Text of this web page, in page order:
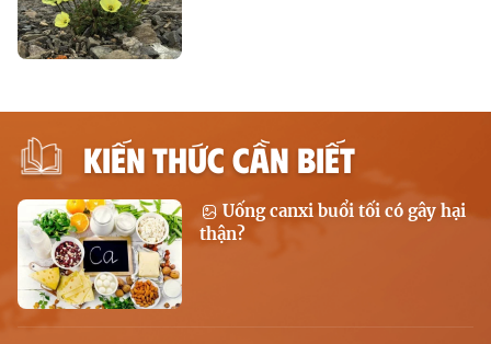
KIẾN THỨC CẦN BIẾT
Uống canxi buổi tối có gây hại
thận?